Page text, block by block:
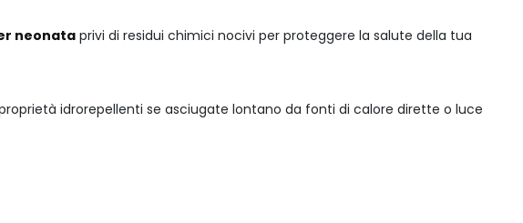
neonataprivi di residui chimici nocivi per proteggere la salute della tua
idrorepellenti se asciugate lontano da fonti di calore dirette o luce